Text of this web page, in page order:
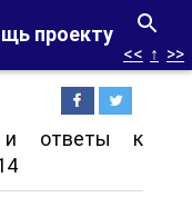
проекту
<< ↑ >>
и ответы к